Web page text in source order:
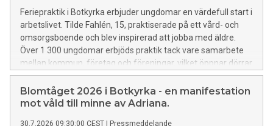
Feriepraktik i Botkyrka erbjuder ungdomar en värdefull start i
arbetslivet. Tilde Fahlén, 15, praktiserade på ett vård- och
omsorgsboende och blev inspirerad att jobba med äldre.
Över 1 300 ungdomar erbjöds praktik tack vare samarbete
mellan kommun, företag och föreningar, vilket öppnar dörrar
för unga.
Blomtåget 2026 i Botkyrka - en manifestation
mot våld till minne av Adriana.
30.7.2026 09:30:00 CEST Pressmeddelande